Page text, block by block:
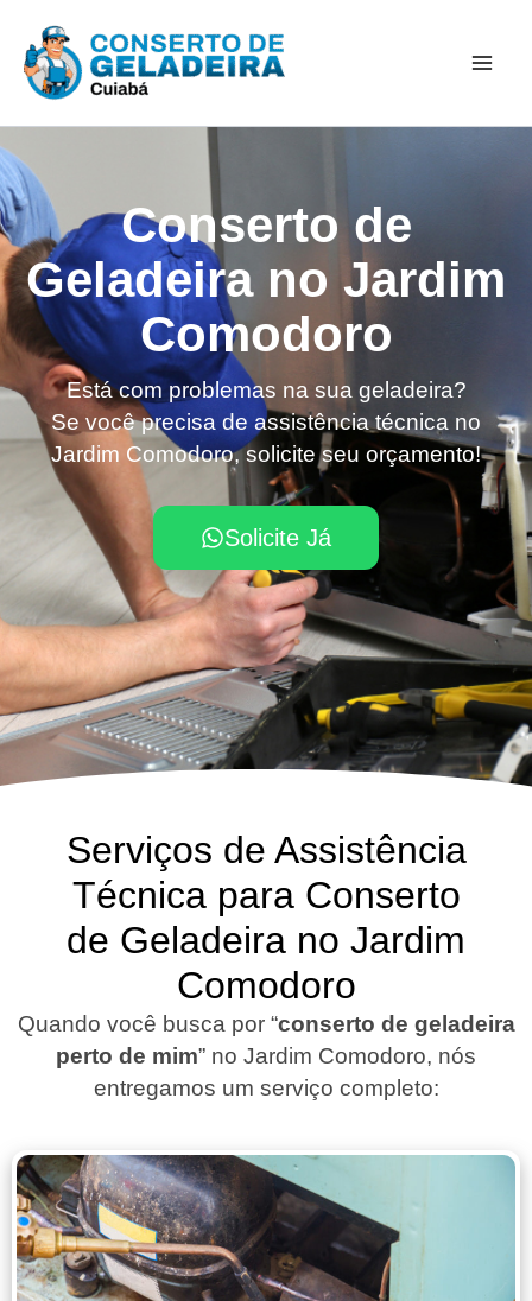
para
Conserto de
Geladeira no Jardim
Comodoro
Está com problemas na sua geladeira?
Se você precisa de assistência técnica no
Jardim Comodoro, solicite seu orçamento!
Solicite Já
Serviços de Assistência
Técnica para Conserto
de Geladeira no Jardim
Comodoro
Quando você busca por “conserto de geladeira
perto de mim” no Jardim Comodoro, nós
entregamos um serviço completo: